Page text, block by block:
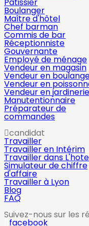
Boulanger
Maître d'hôtel
Chef barman
Commis de bar
Réceptionniste
Gouvernante
Employé de ménage
Vendeur en magasin
Vendeur en
Vendeur en
Vendeur en jardinerie
Manutentionnaire
Préparateur de
commandes
candidat
Travailler
Travailler en Intérim
Travailler dans
Simulateur de chiffre
d'affaire
Travailler à Lyon
Blog
FAQ
Suivez-nous sur les
facebook